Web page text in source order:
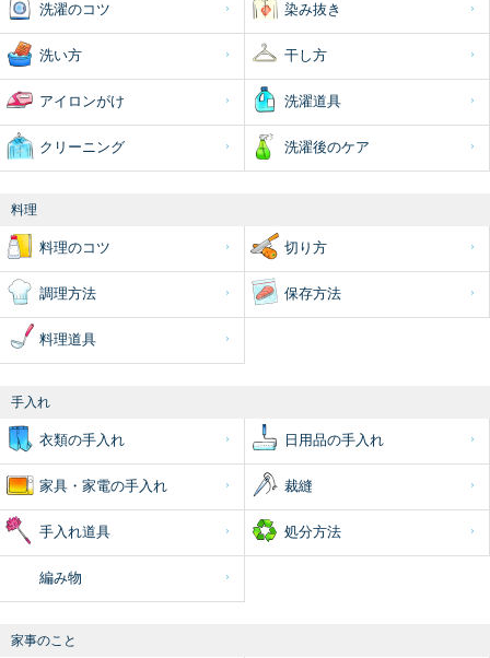
洗濯のコツ 染み抜き
洗い方 干し方
アイロンがけ 洗濯道具
クリーニング 洗濯後のケア
料理
料理のコツ 切り方
調理方法 保存方法
料理道具
手入れ
衣類の手入れ 日用品の手入れ
家具・家電の手入れ 裁縫
手入れ道具 処分方法
編み物
家事のこと